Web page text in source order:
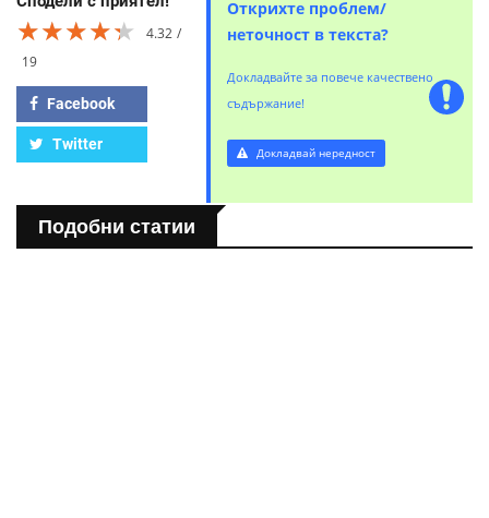
★★★★★
★★★★★
★★★★★
4.32
19
Facebook
Twitter
Открихте проблем/
неточност в текста?
Докладвайте за повече качествено
съдържание!
Докладвай нередност
Подобни статии